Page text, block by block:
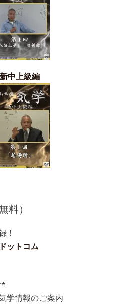
新中上級編
料）
！
ットコム
学情報のご案内